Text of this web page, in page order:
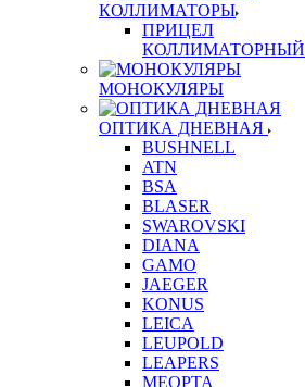
КОЛЛИМАТОРЫ
ПРИЦЕЛ
КОЛЛИМАТОРНЫЙ
МОНОКУЛЯРЫ
ОПТИКА ДНЕВНАЯ
BUSHNELL
ATN
BSA
BLASER
SWAROVSKI
DIANA
GAMO
JAEGER
KONUS
LEICA
LEUPOLD
LEAPERS
MEOPTA